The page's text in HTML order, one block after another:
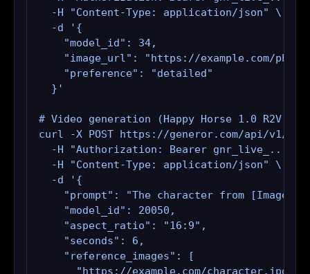
  -H "Content-Type: application/json" \
  -d '{
    "model_id": 34,
"image_url": "https://example.com/
    "preference": "detailed"
  }'
# Video generation (Happy Horse 1.0 R2V
curl -X POST https://generor.com/api/v1/
  -H "Authorization: Bearer gnr_live_..." \
  -H "Content-Type: application/json" \
  -d '{
"prompt": "The character from [Image1]
    "model_id": 20050,
    "aspect_ratio": "16:9",
    "seconds": 6,
    "reference_images": [
      "https://example.com/character.jpg",